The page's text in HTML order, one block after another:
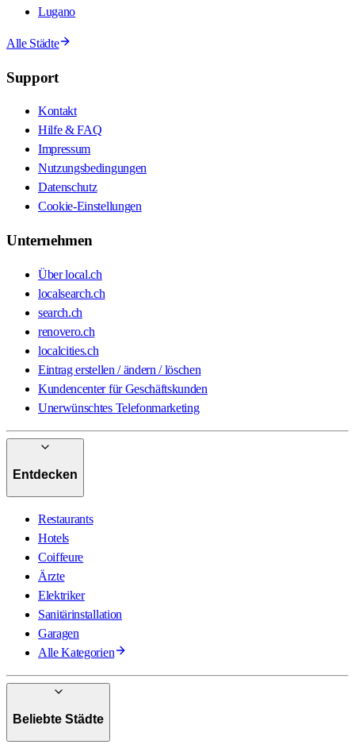
Lugano
Alle Städte
Support
Kontakt
Hilfe & FAQ
Impressum
Nutzungsbedingungen
Datenschutz
Cookie-Einstellungen
Unternehmen
Über local.ch
localsearch.ch
search.ch
renovero.ch
localcities.ch
Eintrag erstellen / ändern / löschen
Kundencenter für Geschäftskunden
Unerwünschtes Telefonmarketing
Entdecken
Restaurants
Hotels
Coiffeure
Ärzte
Elektriker
Sanitärinstallation
Garagen
Alle Kategorien
Beliebte Städte